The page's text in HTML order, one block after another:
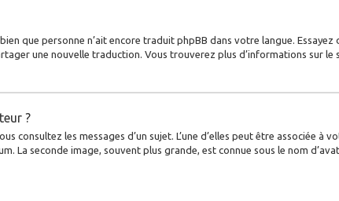
que personne n’ait encore traduit phpBB dans votre langue.
une nouvelle traduction. Vous trouverez plus d’informations sur le
?
consultez les messages d’un sujet. L’une d’elles peut être associée à
seconde image, souvent plus grande, est connue sous le nom